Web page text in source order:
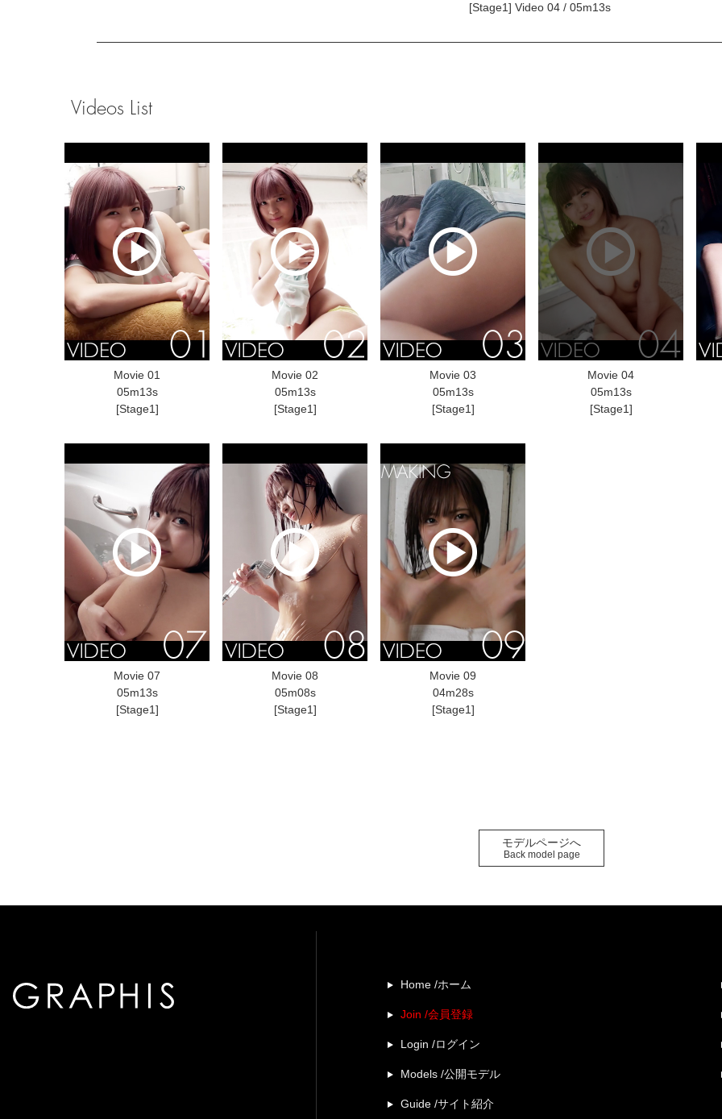
[Stage1] Video 04 / 05m13s
Videos List
Movie 01
05m13s
[Stage1]
Movie 02
05m13s
[Stage1]
Movie 03
05m13s
[Stage1]
Movie 04
05m13s
[Stage1]
Movie 07
05m13s
[Stage1]
Movie 08
05m08s
[Stage1]
Movie 09
04m28s
[Stage1]
モデルページへ
Back model page
Home /ホーム
Join /会員登録
Login /ログイン
Models /公開モデル
Guide /サイト紹介